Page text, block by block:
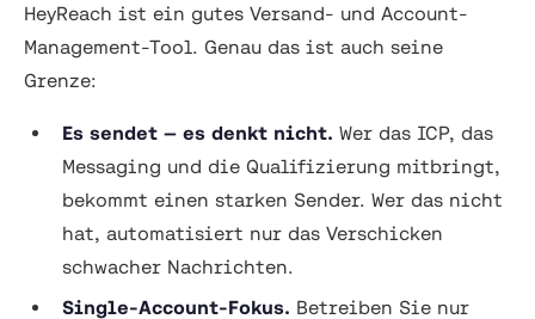
HeyReach ist ein gutes Versand- und Account-
Management-Tool. Genau das ist auch seine
Grenze:
Es sendet — es denkt nicht. Wer das ICP, das
Messaging und die Qualifizierung mitbringt,
bekommt einen starken Sender. Wer das nicht
hat, automatisiert nur das Verschicken
schwacher Nachrichten.
Single-Account-Fokus. Betreiben Sie nur